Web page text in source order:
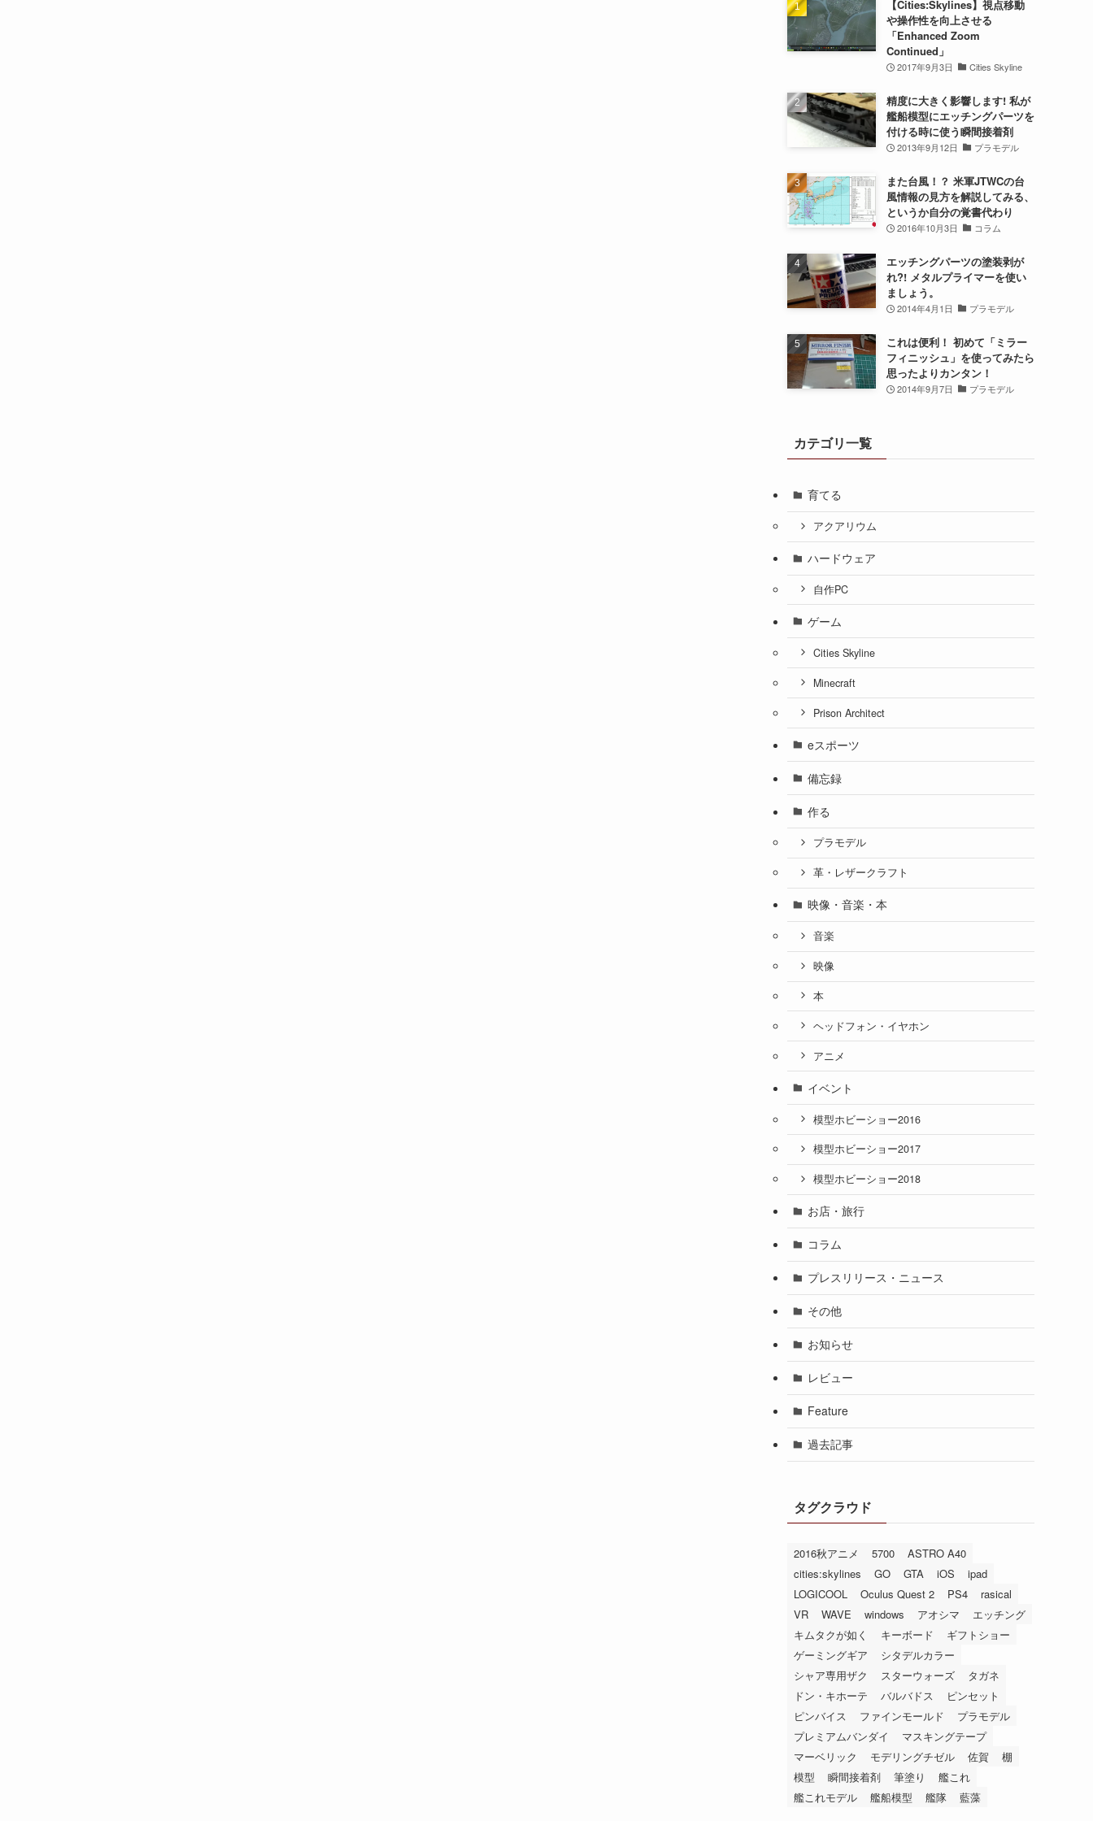
【Cities:Skylines】視点移動
や操作性を向上させる
「Enhanced Zoom
Continued」
2017年9月3日 Cities Skyline
精度に大きく影響します! 私が
艦船模型にエッチングパーツを
付ける時に使う瞬間接着剤
2013年9月12日 プラモデル
また台風！？ 米軍JTWCの台
風情報の見方を解説してみる、
というか自分の覚書代わり
2016年10月3日 コラム
エッチングパーツの塗装剥が
れ?! メタルプライマーを使い
ましょう。
2014年4月1日 プラモデル
これは便利！ 初めて「ミラー
フィニッシュ」を使ってみたら
思ったよりカンタン！
2014年9月7日 プラモデル
カテゴリ一覧
育てる
アクアリウム
ハードウェア
自作PC
ゲーム
Cities Skyline
Minecraft
Prison Architect
eスポーツ
備忘録
作る
プラモデル
革・レザークラフト
映像・音楽・本
音楽
映像
本
ヘッドフォン・イヤホン
アニメ
イベント
模型ホビーショー2016
模型ホビーショー2017
模型ホビーショー2018
お店・旅行
コラム
プレスリリース・ニュース
その他
お知らせ
レビュー
Feature
過去記事
タグクラウド
2016秋アニメ 5700
ASTRO A40
cities:skylines
GO GTA iOS
ipad
LOGICOOL
Oculus Quest 2 PS4
rasical
VR
WAVE windows アオシマ
エッチング
キムタクが如く
キーボード
ギフトショー
ゲーミングギア
シタデルカラー
シャア専用ザク
スターウォーズ
タガネ
ドン・キホーテ
バルバドス
ピンセット
ピンバイス
ファインモールド
プラモデル
プレミアムバンダイ
マスキングテープ
マーベリック
モデリングチゼル 佐賀
棚
模型
瞬間接着剤 筆塗り
艦これ
艦これモデル
艦船模型 艦隊 藍藻